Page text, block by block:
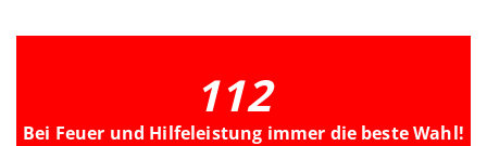
112
Bei Feuer und Hilfeleistung immer die beste Wahl!